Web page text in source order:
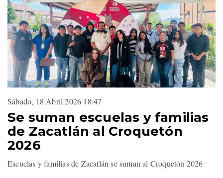
Sábado, 18 Abril 2026 18:47
Se suman escuelas y familias
de Zacatlán al Croquetón
2026
Escuelas y familias de Zacatlán se suman al Croquetón 2026